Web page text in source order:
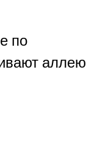
по
аллею